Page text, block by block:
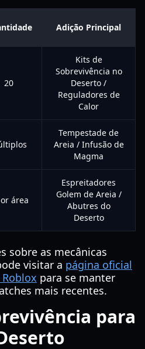
Adição Principal
20
Kits de
Sobrevivência no
Deserto /
Reguladores de
Calor
Tempestade de
Areia / Infusão de
Magma
área
Espreitadores
Golem de Areia /
Abutres do
Deserto
sobre as mecânicas
visitar a página oficial
para se manter
mais recentes.
para